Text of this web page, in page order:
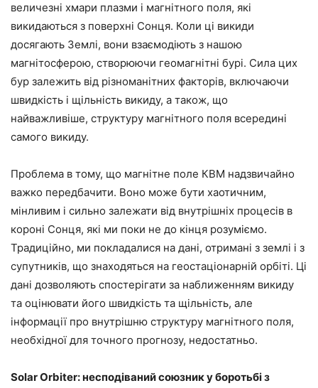
величезні хмари плазми і магнітного поля, які
викидаються з поверхні Сонця. Коли ці викиди
досягають Землі, вони взаємодіють з нашою
магнітосферою, створюючи геомагнітні бурі. Сила цих
бур залежить від різноманітних факторів, включаючи
швидкість і щільність викиду, а також, що
найважливіше, структуру магнітного поля всередині
самого викиду.
Проблема в тому, що магнітне поле КВМ надзвичайно
важко передбачити. Воно може бути хаотичним,
мінливим і сильно залежати від внутрішніх процесів в
короні Сонця, які ми поки не до кінця розуміємо.
Традиційно, ми покладалися на дані, отримані з землі і з
супутників, що знаходяться на геостаціонарній орбіті. Ці
дані дозволяють спостерігати за наближенням викиду
та оцінювати його швидкість та щільність, але
інформації про внутрішню структуру магнітного поля,
необхідної для точного прогнозу, недостатньо.
Solar Orbiter: несподіваний союзник у боротьбі з